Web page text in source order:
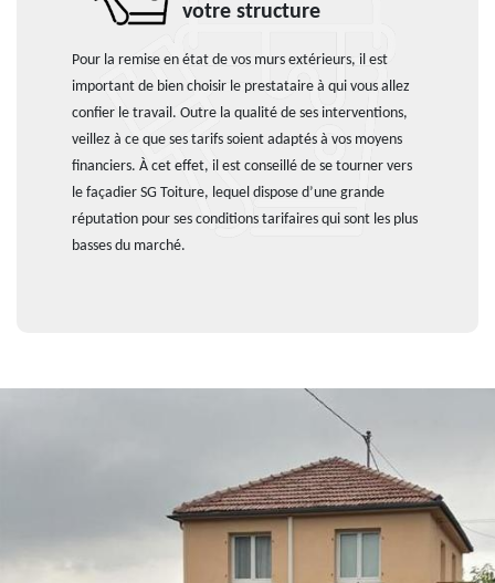
votre structure
Pour la remise en état de vos murs extérieurs, il est
important de bien choisir le prestataire à qui vous allez
confier le travail. Outre la qualité de ses interventions,
veillez à ce que ses tarifs soient adaptés à vos moyens
financiers. À cet effet, il est conseillé de se tourner vers
le façadier SG Toiture, lequel dispose d’une grande
réputation pour ses conditions tarifaires qui sont les plus
basses du marché.